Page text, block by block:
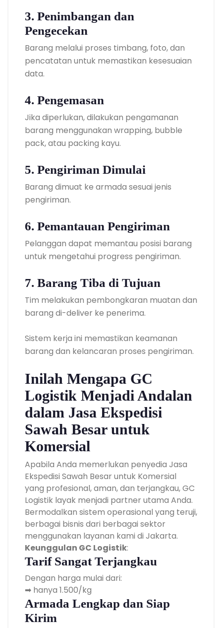
3. Penimbangan dan
Pengecekan
Barang melalui proses timbang, foto, dan
pencatatan untuk memastikan kesesuaian
data.
4. Pengemasan
Jika diperlukan, dilakukan pengamanan
barang menggunakan wrapping, bubble
pack, atau packing kayu.
5. Pengiriman Dimulai
Barang dimuat ke armada sesuai jenis
pengiriman.
6. Pemantauan Pengiriman
Pelanggan dapat memantau posisi barang
untuk mengetahui progress pengiriman.
7. Barang Tiba di Tujuan
Tim melakukan pembongkaran muatan dan
barang di-deliver ke penerima.
Sistem kerja ini memastikan keamanan
barang dan kelancaran proses pengiriman.
Inilah Mengapa GC
Logistik Menjadi Andalan
dalam Jasa Ekspedisi
Sawah Besar untuk
Komersial
Apabila Anda memerlukan penyedia Jasa
Ekspedisi Sawah Besar untuk Komersial
yang profesional, aman, dan terjangkau, GC
Logistik layak menjadi partner utama Anda.
Bermodalkan sistem operasional yang teruji,
berbagai bisnis dari berbagai sektor
menggunakan layanan kami di Jakarta.
Keunggulan GC Logistik:
Tarif Sangat Terjangkau
Dengan harga mulai dari:
➡ hanya 1.500/kg
Armada Lengkap dan Siap
Kirim